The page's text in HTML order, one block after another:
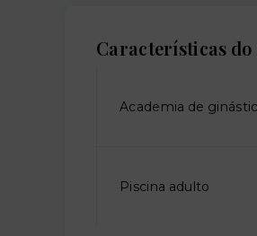
Características
Academia de
Piscina adulto